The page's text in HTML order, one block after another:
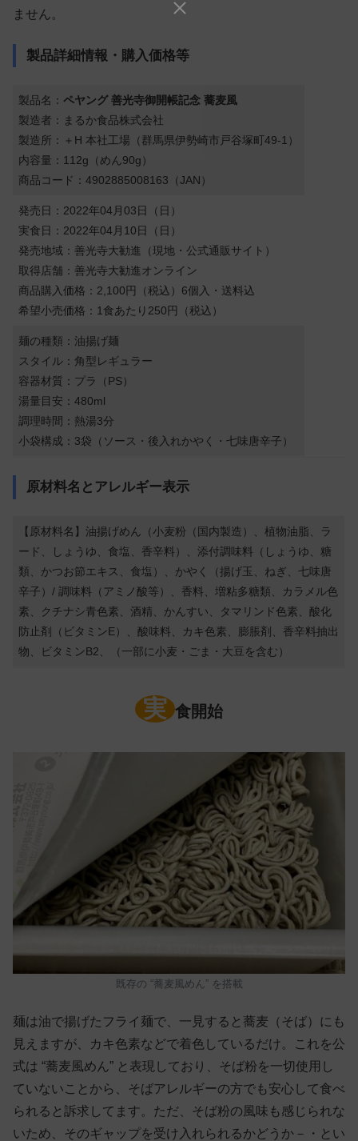
ません。
製品詳細情報・購入価格等
製品名：ペヤング 善光寺御開帳記念 蕎麦風
製造者：まるか食品株式会社
製造所：＋H 本社工場（群馬県伊勢崎市戸谷塚町49-1）
内容量：112g（めん90g）
商品コード：4902885008163（JAN）
発売日：2022年04月03日（日）
実食日：2022年04月10日（日）
発売地域：善光寺大勧進（現地・公式通販サイト）
取得店舗：善光寺大勧進オンライン
商品購入価格：2,100円（税込）6個入・送料込
希望小売価格：1食あたり250円（税込）
麺の種類：油揚げ麺
スタイル：角型レギュラー
容器材質：プラ（PS）
湯量目安：480ml
調理時間：熱湯3分
小袋構成：3袋（ソース・後入れかやく・七味唐辛子）
原材料名とアレルギー表示
【原材料名】油揚げめん（小麦粉（国内製造）、植物油脂、ラ
ード、しょうゆ、食塩、香辛料）、添付調味料（しょうゆ、糖
類、かつお節エキス、食塩）、かやく（揚げ玉、ねぎ、七味唐
辛子）/ 調味料（アミノ酸等）、香料、増粘多糖類、カラメル色
素、クチナシ青色素、酒精、かんすい、タマリンド色素、酸化
防止剤（ビタミンE）、酸味料、カキ色素、膨脹剤、香辛料抽出
物、ビタミンB2、（一部に小麦・ごま・大豆を含む）
実 食開始
既存の “蕎麦風めん” を搭載
麺は油で揚げたフライ麺で、一見すると蕎麦（そば）にも
見えますが、カキ色素などで着色しているだけ。これを公
式は “蕎麦風めん” と表現しており、そば粉を一切使用し
ていないことから、そばアレルギーの方でも安心して食べ
られると訴求してます。ただ、そば粉の風味も感じられな
いため、そのギャップを受け入れられるかどうか－・とい